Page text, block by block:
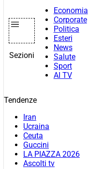
Sezioni
Economia
Corporate
Politica
Esteri
News
Salute
Sport
AI TV
Tendenze
Iran
Ucraina
Ceuta
Guccini
LA PIAZZA 2026
Ascolti tv